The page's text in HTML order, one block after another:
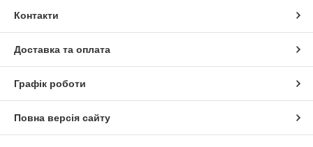
Контакти
Доставка та оплата
Графік роботи
Повна версія сайту